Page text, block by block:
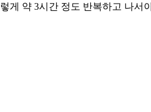
게 약 3시간 정도 반복하고 나서